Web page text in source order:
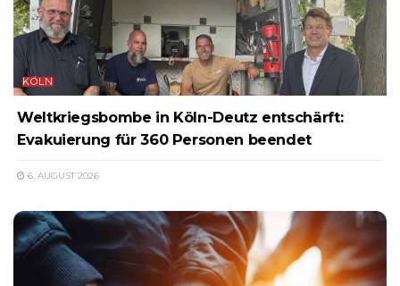
KÖLN
Weltkriegsbombe in Köln-Deutz entschärft:
Evakuierung für 360 Personen beendet
6. AUGUST 2026